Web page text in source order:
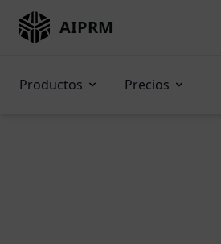
AIPRM
Productos Precios